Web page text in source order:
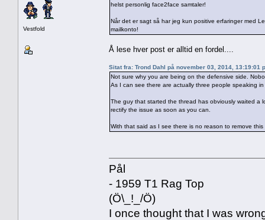
Vestfold
helst personlig face2face samtaler!
Når det er sagt så har jeg kun positive erfaringer med
mailkonto!
Å lese hver post er alltid en fordel....
Sitat fra: Trond Dahl på november 03, 2014, 13:19:01
Not sure why you are being on the defensive side.
As I can see there are actually three people speaking
The guy that started the thread has obviously waited a
rectify the issue as soon as you can.
With that said as I see there is no reason to remove this
Pål
- 1959 T1 Rag Top
(Ö\_!_/Ö)
I once thought that I was